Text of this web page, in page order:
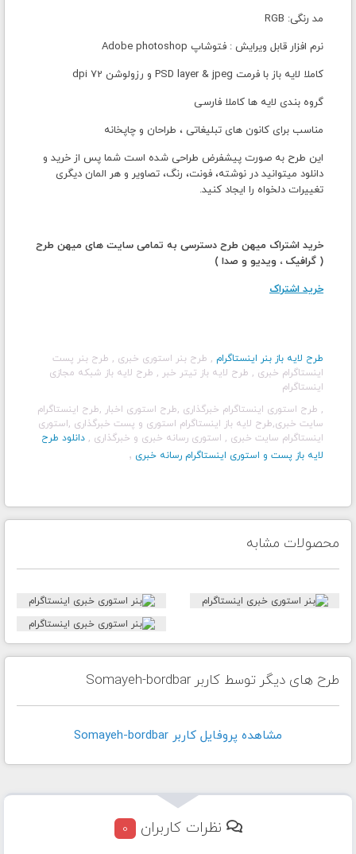
مد رنگی: RGB
نرم افزار قابل ویرایش : فتوشاپ Adobe photoshop
کاملا لایه باز با فرمت PSD layer & jpeg و رزولوشن 72 dpi
گروه بندی لایه ها کاملا فارسی
مناسب برای کانون های تبلیغاتی ، طراحان و چاپخانه
این طرح به صورت پیشفرض طراحی شده است شما پس از خرید و
دانلود میتوانید در نوشته، فونت، رنگ، تصاویر و هر المان دیگری
تغییرات دلخواه را ایجاد کنید.
خرید اشتراک میهن طرح دسترسی به تمامی سایت های میهن طرح
( گرافیک ، ویدیو و صدا )
خرید اشتراک
طرح لایه باز بنر اینستاگرام , طرح بنر استوری خبری , طرح بنر پست
اینستاگرام خبری , طرح لایه باز تیتر خبر , طرح لایه باز شبکه مجازی
اینستاگرام
, طرح استوری اینستاگرام خبرگذاری ,طرح استوری اخبار ,طرح اینستاگرام
سایت خبری,طرح لایه باز اینستاگرام استوری و پست خبرگذاری ,استوری
اینستاگرام سایت خبری , استوری رسانه خبری و خبرگذاری , دانلود طرح
لایه باز پست و استوری اینستاگرام رسانه خبری ,
محصولات مشابه
طرح های دیگر توسط کاربر Somayeh-bordbar
مشاهده پروفايل کاربر Somayeh-bordbar
نظرات کاربران 0